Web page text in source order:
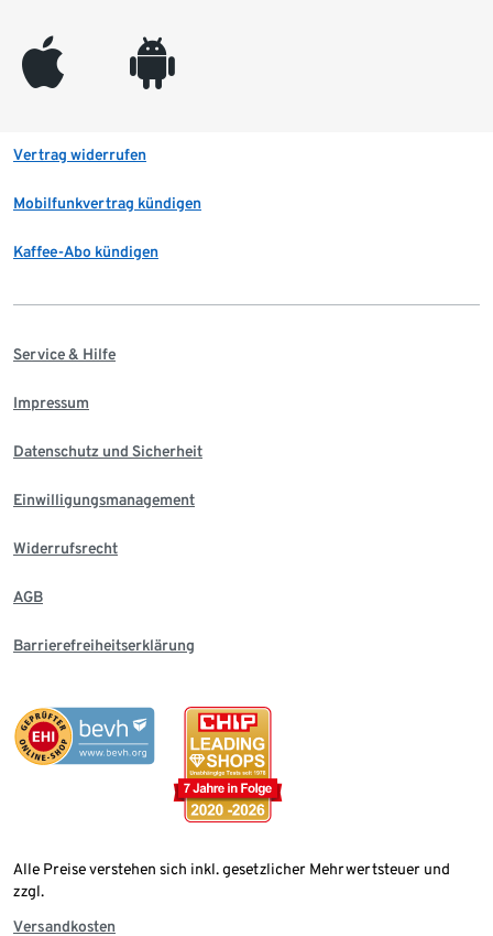
appleinc android
Vertrag widerrufen
Mobilfunkvertrag kündigen
Kaffee-Abo kündigen
Service & Hilfe
Impressum
Datenschutz und Sicherheit
Einwilligungsmanagement
Widerrufsrecht
AGB
Barrierefreiheitserklärung
Alle Preise verstehen sich inkl. gesetzlicher Mehrwertsteuer und
zzgl.
Versandkosten